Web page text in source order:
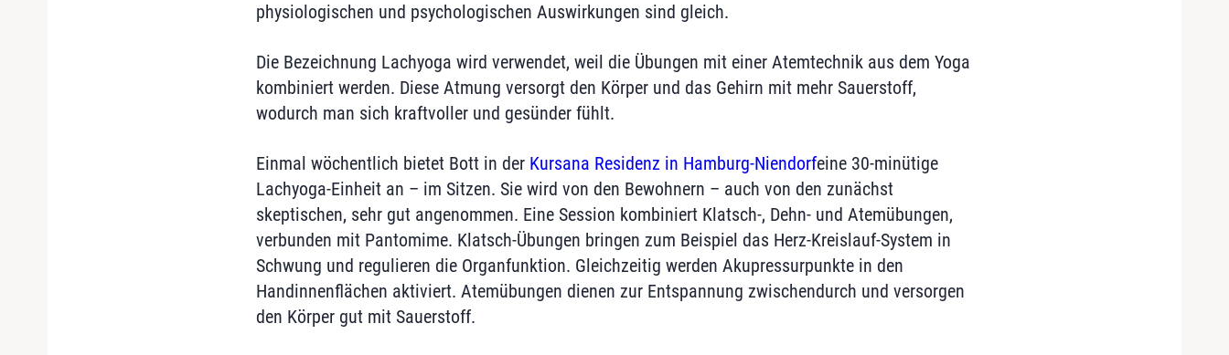
physiologischen und psychologischen Auswirkungen sind gleich.
Die Bezeichnung Lachyoga wird verwendet, weil die Übungen mit einer Atemtechnik aus dem Yoga
kombiniert werden. Diese Atmung versorgt den Körper und das Gehirn mit mehr Sauerstoff,
wodurch man sich kraftvoller und gesünder fühlt.
Einmal wöchentlich bietet Bott in der Kursana Residenz in Hamburg-Niendorfeine 30-minütige
Lachyoga-Einheit an – im Sitzen. Sie wird von den Bewohnern – auch von den zunächst
skeptischen, sehr gut angenommen. Eine Session kombiniert Klatsch-, Dehn- und Atemübungen,
verbunden mit Pantomime. Klatsch-Übungen bringen zum Beispiel das Herz-Kreislauf-System in
Schwung und regulieren die Organfunktion. Gleichzeitig werden Akupressurpunkte in den
Handinnenflächen aktiviert. Atemübungen dienen zur Entspannung zwischendurch und versorgen
den Körper gut mit Sauerstoff.